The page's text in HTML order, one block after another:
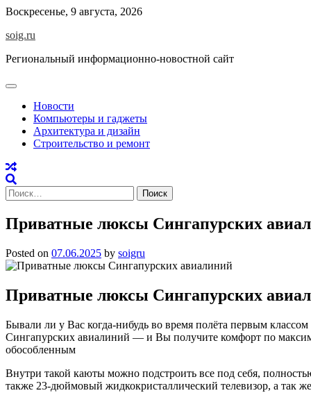
Skip
content
Воскресенье, 9 августа, 2026
soig.ru
Региональный информационно-новостной сайт
Новости
Компьютеры и гаджеты
Архитектура и дизайн
Строительство и ремонт
Найти:
Приватные люксы Сингапурских
Posted on 07.06.2025 by soigru
Приватные люксы Сингапурских
Бывали ли у Вас когда-нибудь во время полёта первым
Сингапурских авиалиний — и Вы получите комфорт по
обособленным
Внутри такой каюты можно подстроить все под себя,
также 23-дюймовый жидкокристаллический телевизор, а так